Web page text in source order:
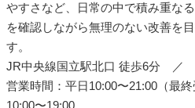
やすさなど、日常の中で積み重な
を確認しながら無理のない改善を
す。
JR中央線国立駅北口 徒歩6分 ／
営業時間：平日10:00〜21:00（最
10:00〜19:00